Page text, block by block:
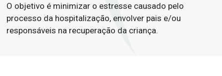
O objetivo é minimizar o estresse causado pelo
processo da hospitalização, envolver pais e/ou
responsáveis na recuperação da criança.